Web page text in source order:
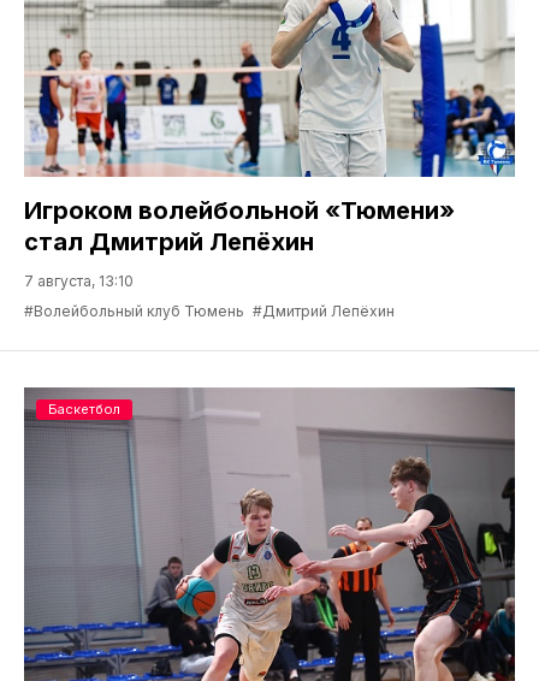
Игроком волейбольной «Тюмени»
стал Дмитрий Лепёхин
7 августа, 13:10
#Волейбольный клуб Тюмень #Дмитрий Лепёхин
Баскетбол